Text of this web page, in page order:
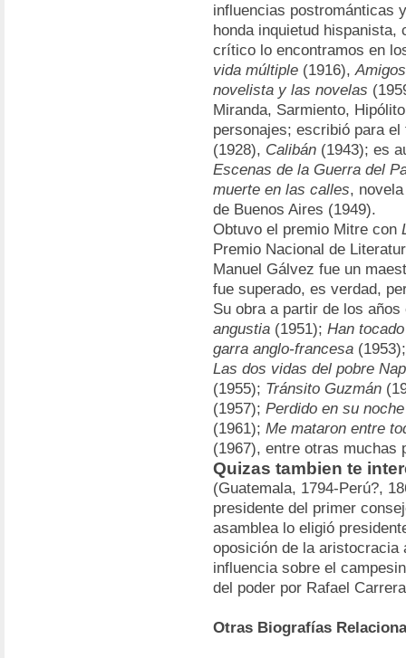
influencias postrománticas
honda inquietud
crítico lo encontramos en
vida múltiple (1916),
novelista y las novelas
Miranda, Sarmiento,
personajes; escribió para
(1928), Calibán (1943); es
Escenas de la Guerra del
muerte en las calles,
de Buenos Aires (1949).
Obtuvo el premio Mitre con
Premio Nacional de
Manuel Gálvez fue un
fue superado, es verdad,
Su obra a partir de los
angustia (1951); Han
garra anglo-francesa
Las dos vidas del pobre
(1955); Tránsito Guzmán
(1957); Perdido en su noche
(1961); Me mataron entre
(1967), entre otras muchas
Quizas tambien te
(Guatemala, 1794-Perú?,
presidente del primer
asamblea lo eligió
oposición de la aristocracia
influencia sobre el
del poder por Rafael Carrera
Otras Biografías